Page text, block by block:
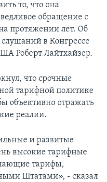
то, что она
обращение с
протяжении лет. Об
слушаний в Конгрессе
Роберт Лайтхайзер.
что срочные
тарифной политике
объективно отражать
реалии.
и развитые
высокие тарифные
тарифы,
Штатами», - сказал